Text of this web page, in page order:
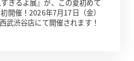
ぎるよ展』が、この夏初めて
開催！2026年7月17日（金）
武渋谷店にて開催されます！